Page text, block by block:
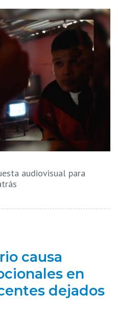
audiovisual para
causa
en
dejados